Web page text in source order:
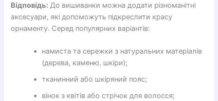
Відповідь: До вишиванки можна додати різноманітні
аксесуари, які допоможуть підкреслити красу
орнаменту. Серед популярних варіантів:
намиста та сережки з натуральних матеріалів
(дерева, каменю, шкіри);
тканинний або шкіряний пояс;
вінок з квітів або стрічок для волосся;